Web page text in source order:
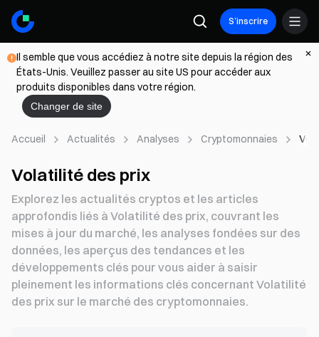
S’inscrire
Il semble que vous accédiez à notre site depuis la région des
États-Unis. Veuillez passer au site US pour accéder aux
produits disponibles dans votre région.
Changer de site
Accueil Actualités Analyses Cryptomonnaies
Volatilité des prix
Explorez les actualités cryptos et les articles
approfondis liés à Volatilité des prix, couvrant les
mises à jour du marché, les analyses fondées sur des
données, les aperçus des tendances et les
développements clés pour vous aider à saisir
pleinement les informations clés concernant Volatilité
des prix sur le marché des cryptomonnaies.